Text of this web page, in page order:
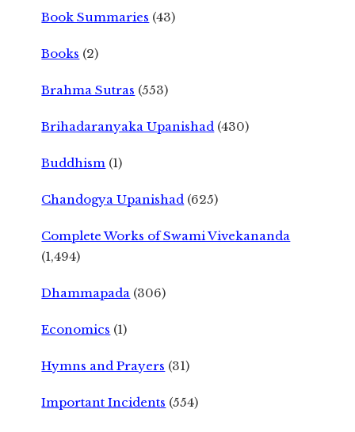
Book Summaries (43)
Books (2)
Brahma Sutras (553)
Brihadaranyaka Upanishad (430)
Buddhism (1)
Chandogya Upanishad (625)
Complete Works of Swami Vivekananda
(1,494)
Dhammapada (306)
Economics (1)
Hymns and Prayers (31)
Important Incidents (554)